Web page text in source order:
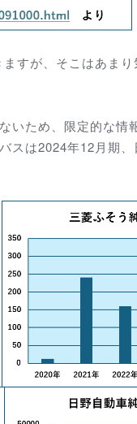
すが、そこはあま
いため、限定的な情
スは2024年12月期、